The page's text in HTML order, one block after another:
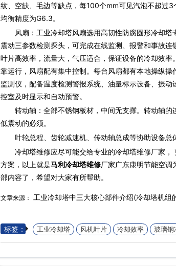
纹、空缺、毛边等缺点，每100个mm可见汽泡不超过
均衡精度为G6.3。
风扇：工业冷却塔风扇选用高韧性防腐圆形冷却塔
震动三参数检测探头，可完成在线监测、报警和事故
叶片高效率，流量大，气压适合，保证设备的冷却效
靠运行，风扇配有集中控制。每台风扇都有本地操纵
监测仪，配备温度检测警报系统、油量标示设备、振
控室及时显示和自动预警。
转动轴：全部不锈钢板材，中间无支撑。转动轴的
低震动的必须。
叶轮总程、齿轮减速机、传动轴总成等协助设备总
冷却塔维修应尽可能交给专业的冷却塔维修厂家
方案，以上就是马利冷却塔维修厂家广东康明节能空调
部内容了，希望对大家有所帮助。
文章来源： 工业冷却塔中三大核心部件介绍(冷却塔机组
标签： 工业冷却塔 风机叶片 冷却效率 玻璃钢